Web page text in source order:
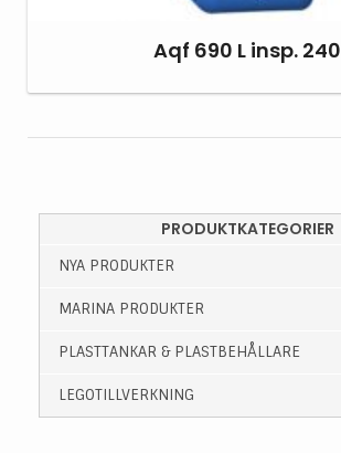
Aqf 690 L insp. 240
PRODUKTKATEGORIER
NYA PRODUKTER
MARINA PRODUKTER
PLASTTANKAR & PLASTBEHÅLLARE
LEGOTILLVERKNING